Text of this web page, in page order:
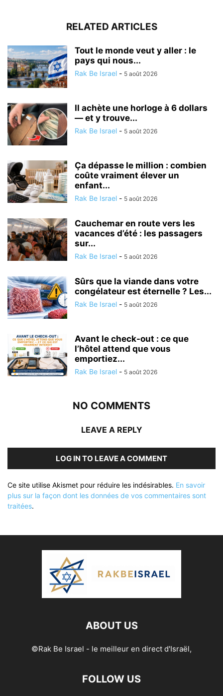
RELATED ARTICLES
Tout le monde veut y aller : le
pays qui nous...
Rak Be Israel - 5 août 2026
Il achète une horloge à 6 dollars
— et y trouve...
Rak Be Israel - 5 août 2026
Ça dépasse le million : combien
coûte vraiment élever un
enfant...
Rak Be Israel - 5 août 2026
Cauchemar en route vers les
vacances d’été : les passagers
sur...
Rak Be Israel - 5 août 2026
Sûrs que la viande dans votre
congélateur est éternelle ? Les...
Rak Be Israel - 5 août 2026
Avant le check-out : ce que
l’hôtel attend que vous
emportiez...
Rak Be Israel - 5 août 2026
NO COMMENTS
LEAVE A REPLY
LOG IN TO LEAVE A COMMENT
Ce site utilise Akismet pour réduire les indésirables. En savoir
plus sur la façon dont les données de vos commentaires sont
traitées.
ABOUT US
©Rak Be Israel - le meilleur en direct d'Israël,
FOLLOW US